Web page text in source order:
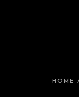
HOME